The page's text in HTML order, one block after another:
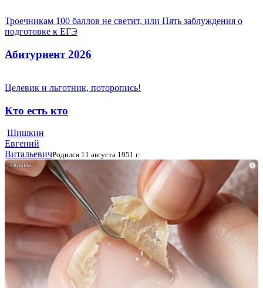
Троечникам 100 баллов не светит, или Пять заблуждения о
подготовке к ЕГЭ
Абитуриент 2026
Целевик и льготник, поторопись!
Кто есть кто
Шишкин
Евгений
ВитальевичРодился 11 августа 1951 г.
i